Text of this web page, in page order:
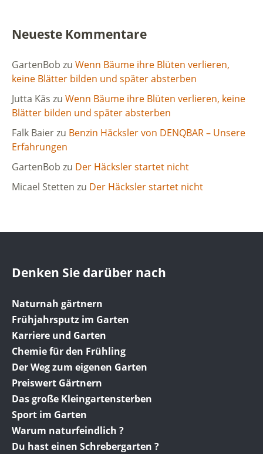
Neueste Kommentare
GartenBob zu Wenn Bäume ihre Blüten verlieren,
keine Blätter bilden und später absterben
Jutta Käs zu Wenn Bäume ihre Blüten verlieren, keine
Blätter bilden und später absterben
Falk Baierzu Benzin Häcksler von DENQBAR – Unsere
Erfahrungen
GartenBob zu Der Häcksler startet nicht
Micael Stetten zu Der Häcksler startet nicht
Denken Sie darüber nach
Naturnah gärtnern
Frühjahrsputz im Garten
Karriere und Garten
Chemie für den Frühling
Der Weg zum eigenen Garten
Preiswert Gärtnern
Das große Kleingartensterben
Sport im Garten
Warum naturfeindlich ?
Du hast einen Schrebergarten ?